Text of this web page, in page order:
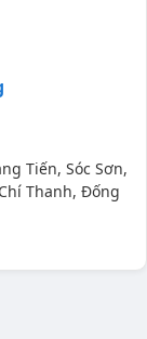
Tiến, Sóc Sơn,
Thanh, Đống